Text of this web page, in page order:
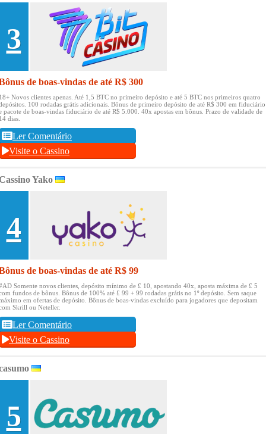
3
de boas-vindas de até R$ 300
Novos clientes apenas. Até 1,5 BTC no primeiro depósito e até 5 BTC nos primeiros quatro
100 rodadas grátis adicionais. Bônus de primeiro depósito de até R$ 300 em fiduciário
pacote de boas-vindas fiduciário de até R$ 5.000. 40x apostas em bônus. Prazo de validade de
dias.
Ler Comentário
Visite o Cassino
Yako
4
de boas-vindas de até R$ 99
Somente novos clientes, depósito mínimo de £ 10, apostando 40x, aposta máxima de £ 5
fundos de bônus. Bônus de 100% até £ 99 + 99 rodadas grátis no 1º depósito. Sem saque
em ofertas de depósito. Bônus de boas-vindas excluído para jogadores que depositam
Skrill ou Neteller.
Ler Comentário
Visite o Cassino
5